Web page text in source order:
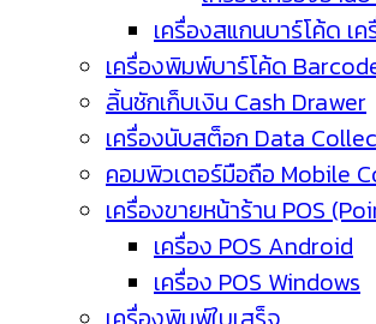
เครื่องสแกนบาร์โค้ด เ
เครื่องพิมพ์บาร์โค้ด
ลิ้นชักเก็บเงิน Cash Drawer
เครื่องนับสต็อก Data
คอมพิวเตอร์มือถือ Mobile
เครื่องขายหน้าร้าน POS
เครื่อง POS Android
เครื่อง POS Windows